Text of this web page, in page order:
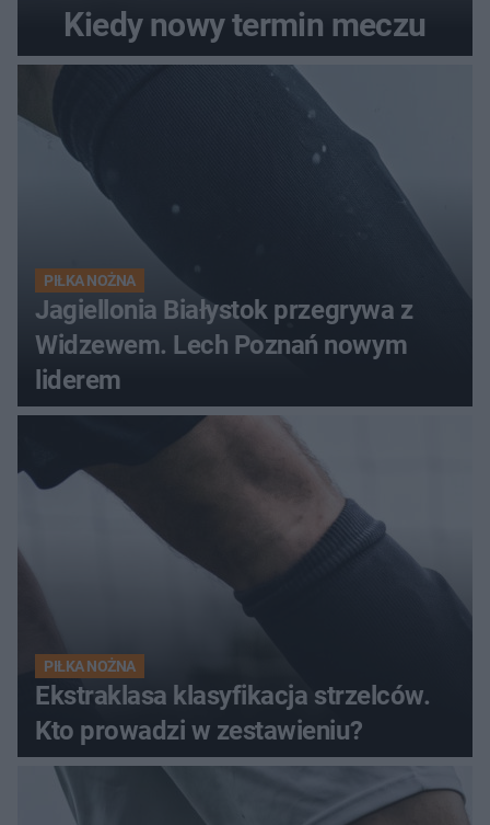
Kiedy nowy termin meczu
PIŁKA NOŻNA
Jagiellonia Białystok przegrywa z
Widzewem. Lech Poznań nowym
liderem
PIŁKA NOŻNA
Ekstraklasa klasyfikacja strzelców.
Kto prowadzi w zestawieniu?